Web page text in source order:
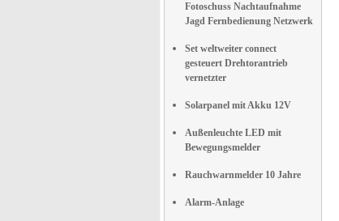
Fotoschuss Nachtaufnahme
Jagd Fernbedienung Netzwerk
Set weltweiter connect
gesteuert Drehtorantrieb
vernetzter
Solarpanel mit Akku 12V
Außenleuchte LED mit
Bewegungsmelder
Rauchwarnmelder 10 Jahre
Alarm-Anlage